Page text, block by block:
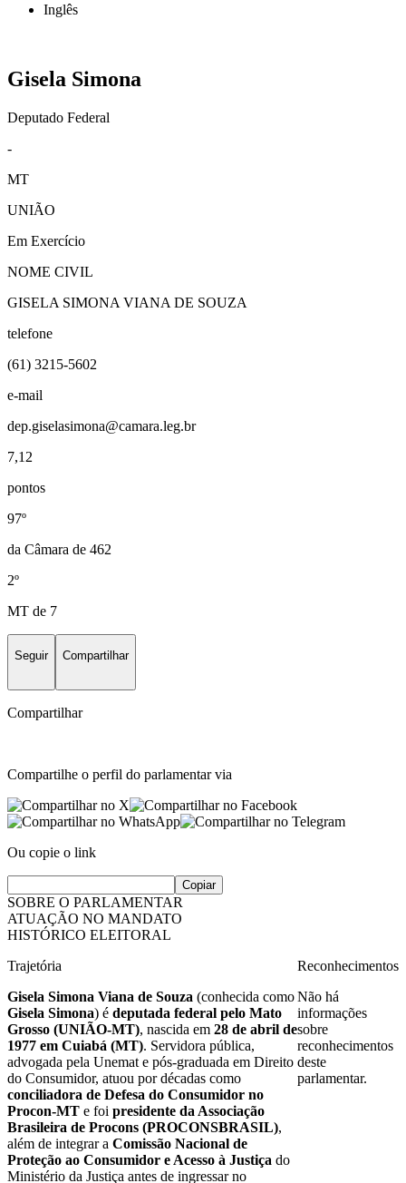
Inglês
Gisela Simona
Deputado Federal
-
MT
UNIÃO
Em Exercício
NOME CIVIL
GISELA SIMONA VIANA DE SOUZA
telefone
(61) 3215-5602
e-mail
dep.giselasimona@camara.leg.br
7,12
pontos
97º
da Câmara de 462
2º
MT de 7
Seguir Compartilhar
Compartilhar
Compartilhe o perfil do parlamentar via
Ou copie o link
Copiar
SOBRE O PARLAMENTAR
ATUAÇÃO NO MANDATO
HISTÓRICO ELEITORAL
Trajetória
Gisela Simona Viana de Souza (conhecida como
Gisela Simona) é deputada federal pelo Mato
Grosso (UNIÃO-MT), nascida em 28 de abril de
1977 em Cuiabá (MT). Servidora pública,
advogada pela Unemat e pós-graduada em Direito
do Consumidor, atuou por décadas como
conciliadora de Defesa do Consumidor no
Procon-MT e foi presidente da Associação
Brasileira de Procons (PROCONSBRASIL),
além de integrar a Comissão Nacional de
Proteção ao Consumidor e Acesso à Justiça do
Ministério da Justiça antes de ingressar no
Reconhecimentos
Não há
informações
sobre
reconhecimentos
deste
parlamentar.